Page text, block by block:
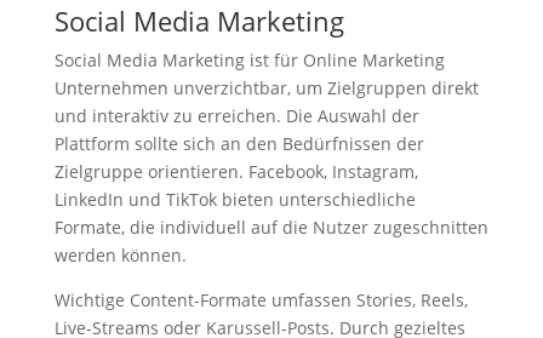
Social Media Marketing
Social Media Marketing ist für Online Marketing
Unternehmen unverzichtbar, um Zielgruppen direkt
und interaktiv zu erreichen. Die Auswahl der
Plattform sollte sich an den Bedürfnissen der
Zielgruppe orientieren. Facebook, Instagram,
LinkedIn und TikTok bieten unterschiedliche
Formate, die individuell auf die Nutzer zugeschnitten
werden können.
Wichtige Content-Formate umfassen Stories, Reels,
Live-Streams oder Karussell-Posts. Durch gezieltes